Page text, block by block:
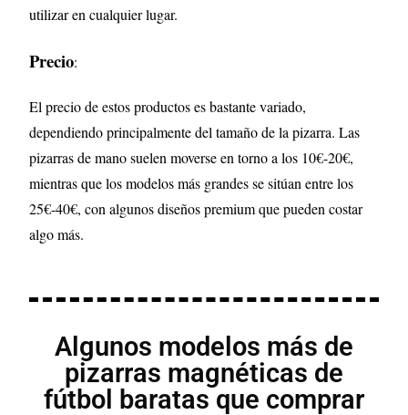
utilizar en cualquier lugar.
Precio:
El precio de estos productos es bastante variado,
dependiendo principalmente del tamaño de la pizarra. Las
pizarras de mano suelen moverse en torno a los 10€-20€,
mientras que los modelos más grandes se sitúan entre los
25€-40€, con algunos diseños premium que pueden costar
algo más.
Algunos modelos más de
pizarras magnéticas de
fútbol baratas que comprar